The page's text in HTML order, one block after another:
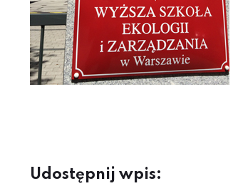
Udostępnij wpis: